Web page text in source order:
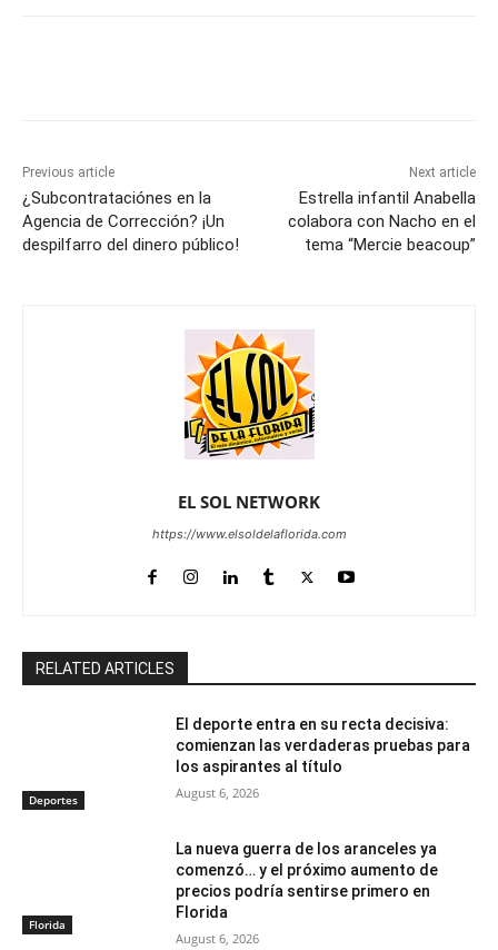
Previous article
¿Subcontrataciónes en la
Agencia de Corrección? ¡Un
despilfarro del dinero público!
Next article
Estrella infantil Anabella
colabora con Nacho en el
tema “Mercie beacoup”
EL SOL NETWORK
https://www.elsoldelaflorida.com
RELATED ARTICLES
Deportes
El deporte entra en su recta decisiva:
comienzan las verdaderas pruebas para
los aspirantes al título
August 6, 2026
Florida
La nueva guerra de los aranceles ya
comenzó… y el próximo aumento de
precios podría sentirse primero en
Florida
August 6, 2026